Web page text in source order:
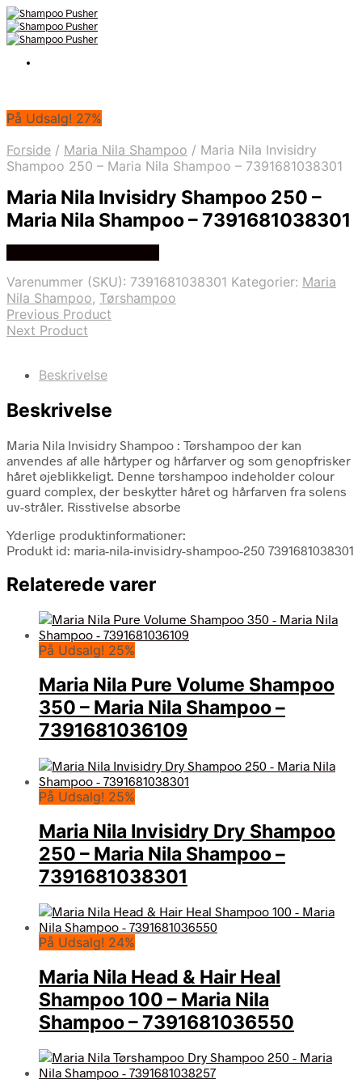
På Udsalg! 27%
Forside / Maria Nila Shampoo / Maria Nila Invisidry
Shampoo 250 – Maria Nila Shampoo – 7391681038301
Maria Nila Invisidry Shampoo 250 –
Maria Nila Shampoo – 7391681038301
Varenummer (SKU): 7391681038301 Kategorier: Maria
Nila Shampoo, Tørshampoo
Previous Product
Next Product
Beskrivelse
Beskrivelse
Maria Nila Invisidry Shampoo : Tørshampoo der kan
anvendes af alle hårtyper og hårfarver og som genopfrisker
håret øjeblikkeligt. Denne tørshampoo indeholder colour
guard complex, der beskytter håret og hårfarven fra solens
uv-stråler. Risstivelse absorbe
Yderlige produktinformationer:
Produkt id: maria-nila-invisidry-shampoo-250 7391681038301
Relaterede varer
På Udsalg! 25%
Maria Nila Pure Volume Shampoo
350 – Maria Nila Shampoo –
7391681036109
På Udsalg! 25%
Maria Nila Invisidry Dry Shampoo
250 – Maria Nila Shampoo –
7391681038301
På Udsalg! 24%
Maria Nila Head & Hair Heal
Shampoo 100 – Maria Nila
Shampoo – 7391681036550